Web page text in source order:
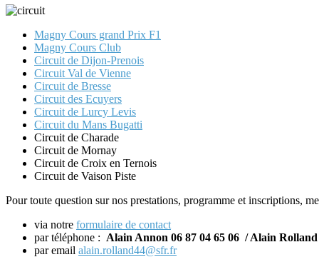
Magny Cours grand Prix F1
Magny Cours Club
Circuit de Dijon-Prenois
Circuit Val de Vienne
Circuit de Bresse
Circuit des Ecuyers
Circuit de Lurcy Levis
Circuit du Mans Bugatti
Circuit de Charade
Circuit de Mornay
Circuit de Croix en Ternois
Circuit de Vaison Piste
Pour toute question sur nos prestations, programme et inscriptions,
via notre formulaire de contact
par téléphone : Alain Annon 06 87 04 65 06 / Alain Rolland
par email alain.rolland44@sfr.fr